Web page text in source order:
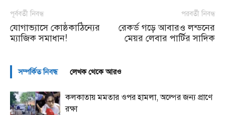
পূর্ববর্তী নিবন্ধ
যোগাভ্যাসে কোষ্ঠকাঠিন্যের
ম্যাজিক সমাধান!
পরবর্তী নিবন্ধ
রেকর্ড গড়ে আবারও লন্ডনের
মেয়র লেবার পার্টির সাদিক
সম্পর্কিত নিবন্ধ লেখক থেকে আরও
কলকাতায় মমতার ওপর হামলা, অল্পের জন্য প্রাণে
রক্ষা